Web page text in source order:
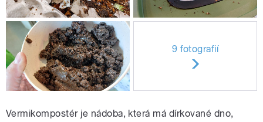
9 fotografií
Vermikompostér je nádoba, která má dírkované dno,